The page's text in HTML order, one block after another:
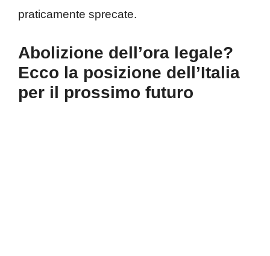
praticamente sprecate.
Abolizione dell’ora legale?
Ecco la posizione dell’Italia
per il prossimo futuro